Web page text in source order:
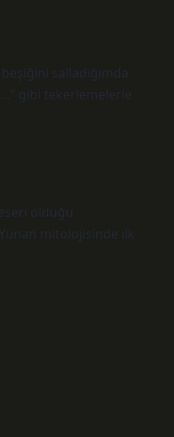
salladığımda
gibi tekerlemelerle
olduğu
mitolojisinde ilk